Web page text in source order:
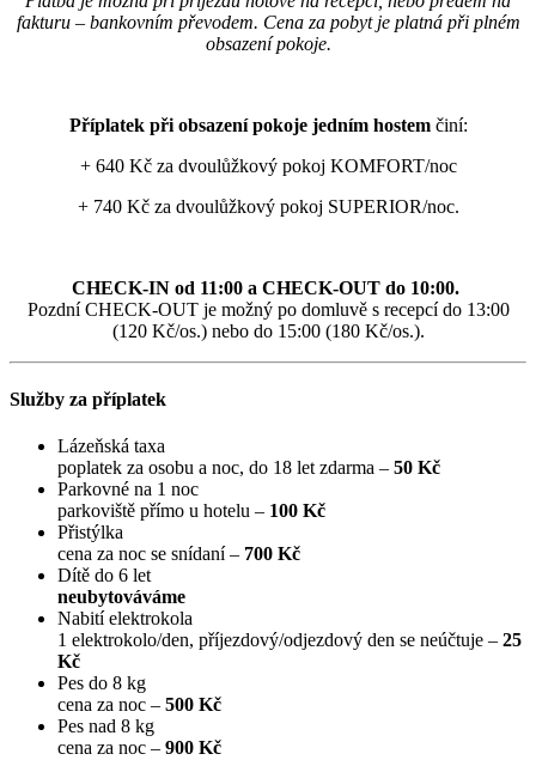
fakturu – bankovním převodem. Cena za pobyt je platná při plném
obsazení pokoje.
Příplatek při obsazení pokoje jedním hostemčiní:
+ 640 Kč za dvoulůžkový pokoj KOMFORT/noc
+ 740 Kč za dvoulůžkový pokoj SUPERIOR/noc.
CHECK-IN od 11:00 a CHECK-OUT do 10:00.
Pozdní CHECK-OUT je možný po domluvě s recepcí do 13:00
(120 Kč/os.) nebo do 15:00 (180 Kč/os.).
Služby za příplatek
Lázeňská taxa
poplatek za osobu a noc, do 18 let zdarma – 50 Kč
Parkovné na 1 noc
parkoviště přímo u hotelu – 100 Kč
Přistýlka
cena za noc se snídaní – 700 Kč
Dítě do 6 let
neubytováváme
Nabití elektrokola
1 elektrokolo/den, příjezdový/odjezdový den se neúčtuje – 25
Kč
Pes do 8 kg
cena za noc – 500 Kč
Pes nad 8 kg
cena za noc – 900 Kč